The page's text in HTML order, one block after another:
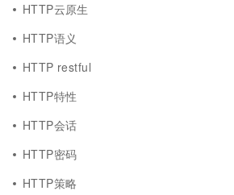
HTTP云原生
HTTP语义
HTTP restful
HTTP特性
HTTP会话
HTTP密码
HTTP策略